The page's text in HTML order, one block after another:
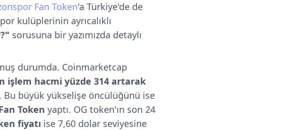
Fan Token'a Türkiye'de de
kulüplerinin ayrıcalıklı
sorusuna bir yazımızda detaylı
durumda. Coinmarketcap
işlem hacmi yüzde 314 artarak
Bu büyük yükselişe öncülüğünü ise
Token yaptı. OG token'ın son 24
fiyatı ise 7,60 dolar seviyesine